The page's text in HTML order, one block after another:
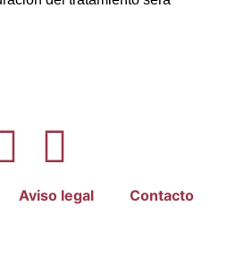
Aviso legal Contacto